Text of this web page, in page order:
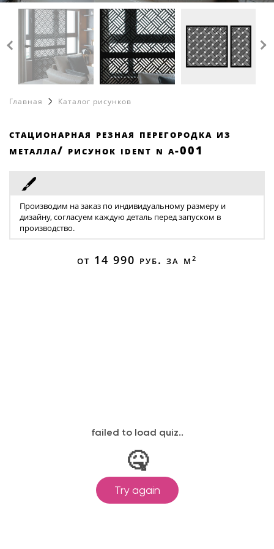
каталог
Лофт перегородки
Металлические перегородки
Стеклянные перегородки
Матовые перегородки
Офисные перегородки
Перегородки в гостиную
Перегородки для гардеробной
Душевые перегородки
Цветные перегородки
Цельностеклянные перегородки
Полки
Рабочие столы
Корпусная мебель
Зеркала
8 499 216 63 97
8 965 412 87 86
info@loftcase.ru
Главная Каталог рисунков
стационарная резная перегородка из
металла/ рисунок ident n a-001
Производим на заказ по индивидуальному размеру и
дизайну, согласуем каждую деталь перед запуском в
производство.
от 14 990 руб. за м 2